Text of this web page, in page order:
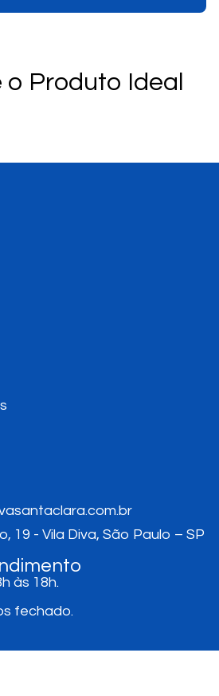
o Produto Ideal
19 - Vila Diva, São Paulo – SP
às 18h.
fechado.